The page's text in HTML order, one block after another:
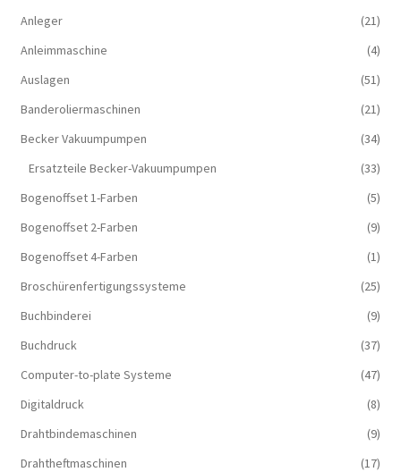
Anleger
(21)
Anleimmaschine
(4)
Auslagen
(51)
Banderoliermaschinen
(21)
Becker Vakuumpumpen
(34)
Ersatzteile Becker-Vakuumpumpen
(33)
Bogenoffset 1-Farben
(5)
Bogenoffset 2-Farben
(9)
Bogenoffset 4-Farben
(1)
Broschürenfertigungssysteme
(25)
Buchbinderei
(9)
Buchdruck
(37)
Computer-to-plate Systeme
(47)
Digitaldruck
(8)
Drahtbindemaschinen
(9)
Drahtheftmaschinen
(17)